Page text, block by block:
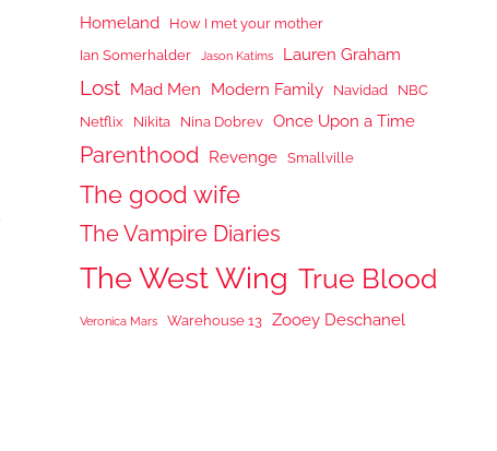
Homeland
How I met your mother
Ian Somerhalder
Jason Katims Lauren Graham
Lost Mad Men Modern Family Navidad
NBC
Netflix
Nikita Nina Dobrev Once Upon a Time
Parenthood Revenge Smallville
The good wife
The Vampire Diaries
The West Wing True Blood
Veronica Mars Warehouse 13 Zooey Deschanel